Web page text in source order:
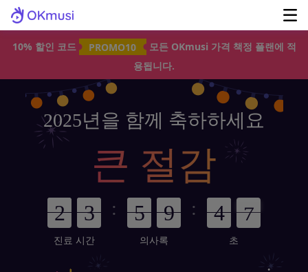
10% 할인 코드 PROMO10
모든 OKmusi 가격 책정 플랜에 적
용됩니다.
2025년을 함께 축하하세요
큰 절감
진료 시간
:
의사록
:
초